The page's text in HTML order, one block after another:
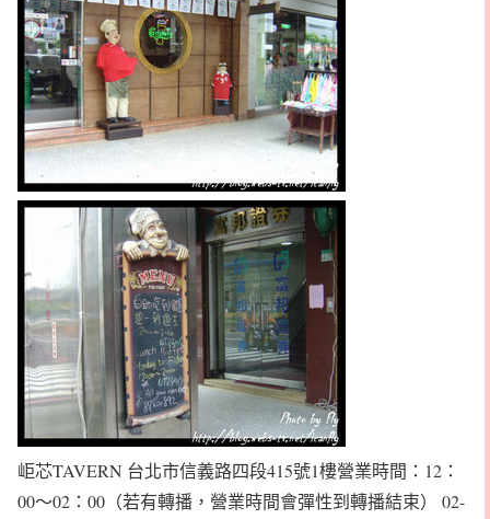
岠芯TAVERN 台北市信義路四段415號1樓營業時間：12：
00～02：00（若有轉播，營業時間會彈性到轉播結束） 02-